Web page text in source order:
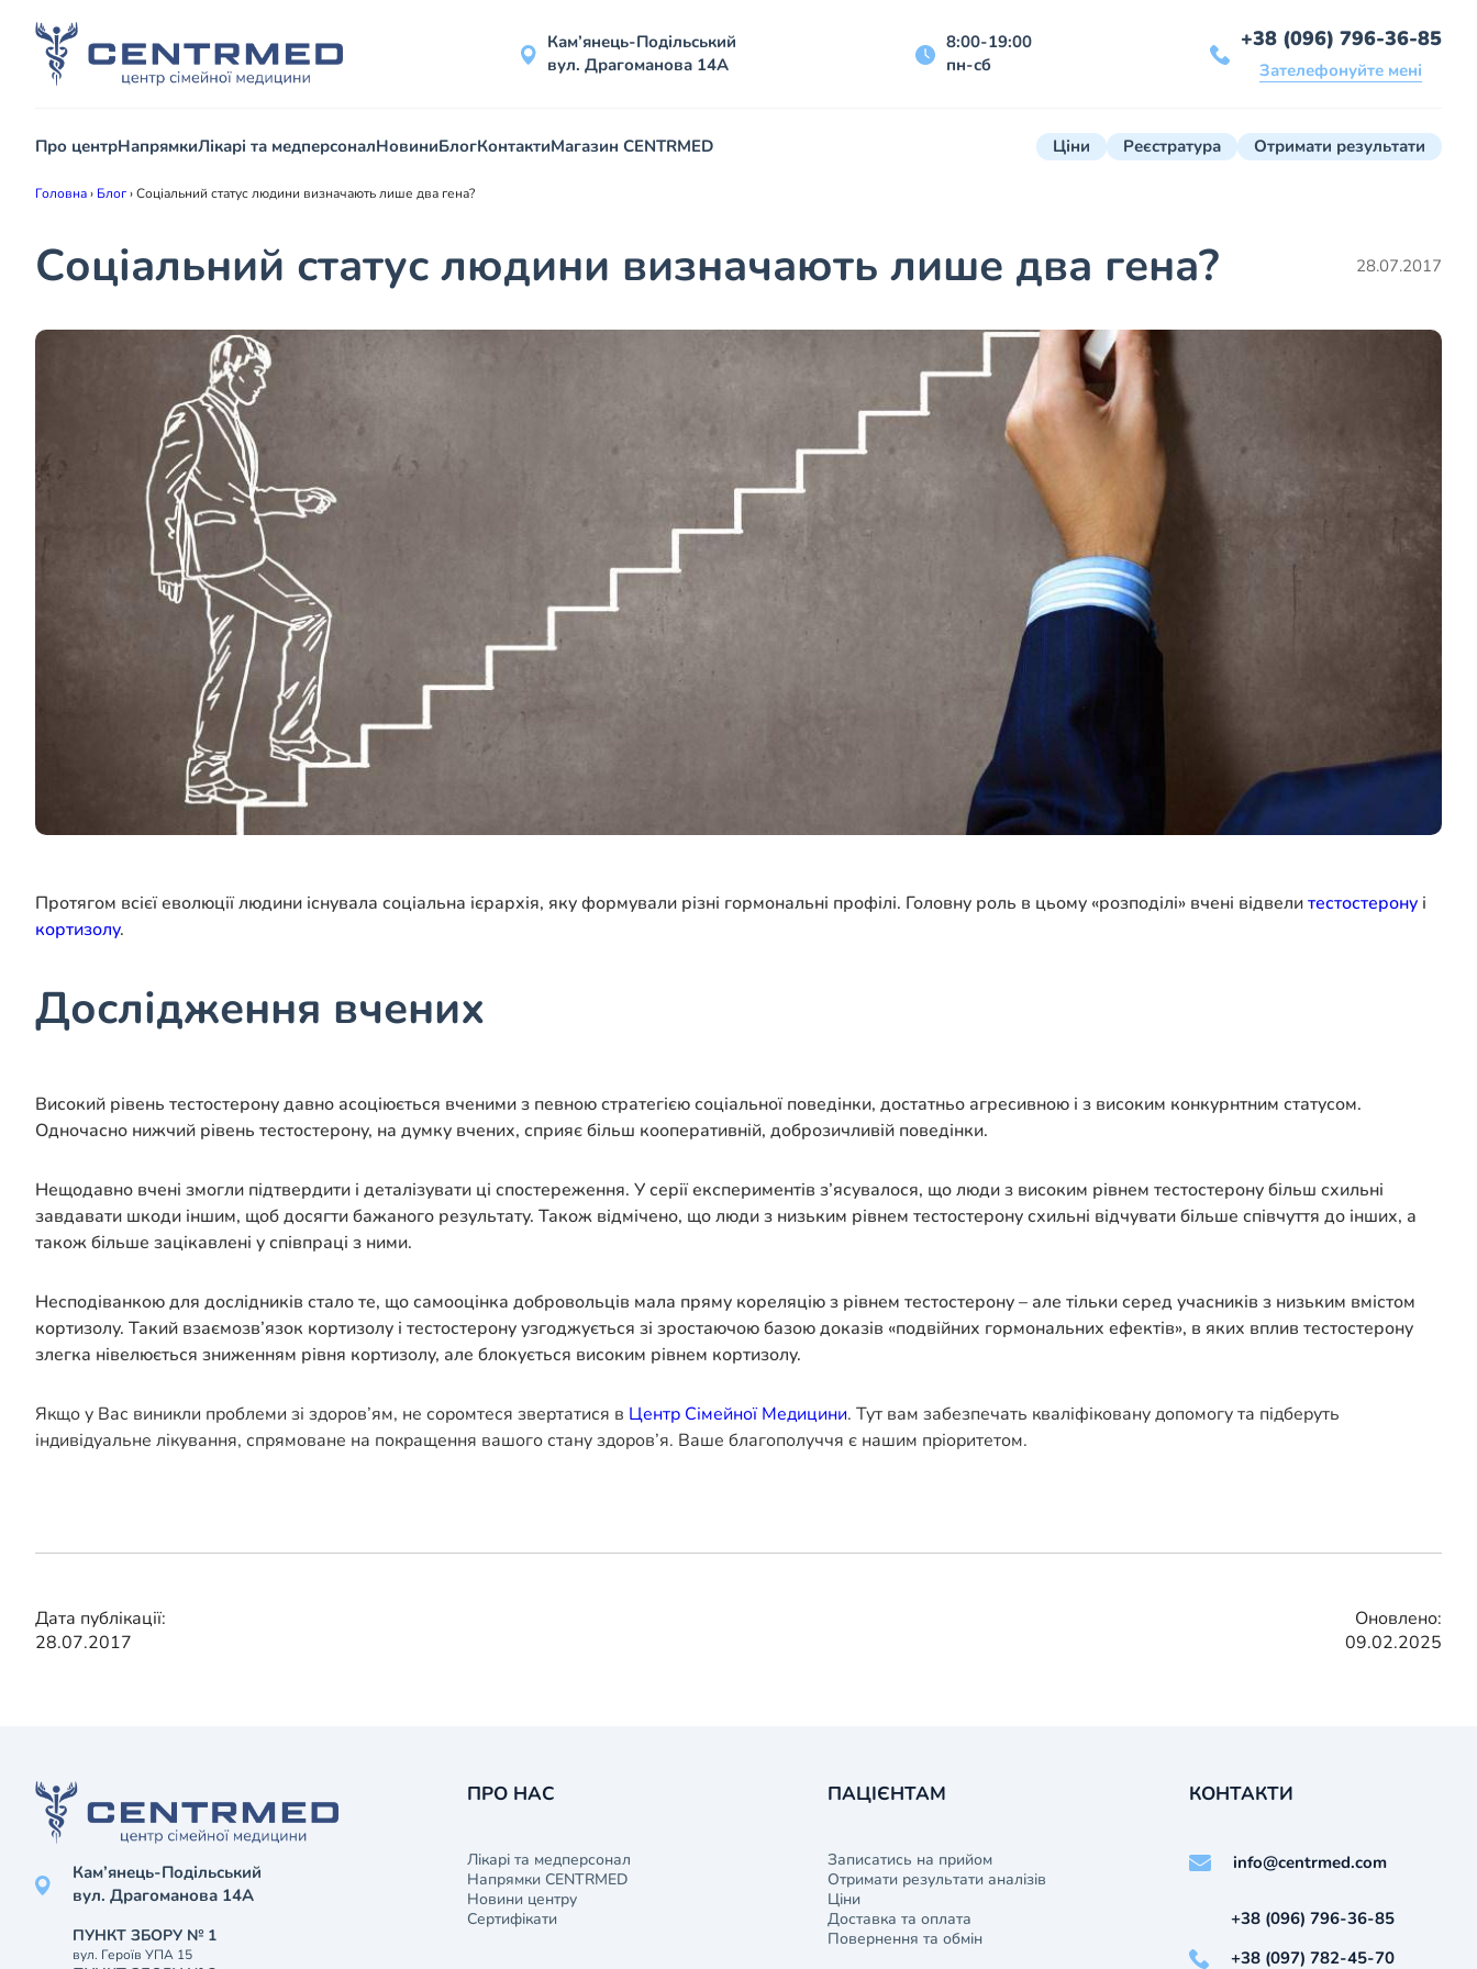
Кам’янець-Подільський
вул. Драгоманова 14А
8:00-19:00
пн-сб
+38 (096) 796-36-85
Зателефонуйте мені
Про центрНапрямкиЛікарі та медперсоналНовиниБлогКонтактиМагазин CENTRMED Ціни Реєстратура Отримати результати
Головна› Блог›Соціальний статус людини визначають лише два гена?
Соціальний статус людини визначають лише два гена? 28.07.2017
Протягом всієї еволюції людини існувала соціальна ієрархія, яку формували різні гормональні профілі. Головну роль в цьому «розподілі» вчені відвелитестостерону і
кортизолу.
Дослідження вчених
Високий рівень тестостерону давно асоціюється вченими з певною стратегією соціальної поведінки, достатньо агресивною і з високим конкурнтним статусом.
Одночасно нижчий рівень тестостерону, на думку вчених, сприяє більш кооперативній, доброзичливій поведінки.
Нещодавно вчені змогли підтвердити і деталізувати ці спостереження. У серії експериментів з’ясувалося, що люди з високим рівнем тестостерону більш схильні
завдавати шкоди іншим, щоб досягти бажаного результату. Також відмічено, що люди з низьким рівнем тестостерону схильні відчувати більше співчуття до інших, а
також більше зацікавлені у співпраці з ними.
Несподіванкою для дослідників стало те, що самооцінка добровольців мала пряму кореляцію з рівнем тестостерону – але тільки серед учасників з низьким вмістом
кортизолу. Такий взаємозв’язок кортизолу і тестостерону узгоджується зі зростаючою базою доказів «подвійних гормональних ефектів», в яких вплив тестостерону
злегка нівелюється зниженням рівня кортизолу, але блокується високим рівнем кортизолу.
Якщо у Вас виникли проблеми зі здоров’ям, не соромтеся звертатися в Центр Сімейної Медицини. Тут вам забезпечать кваліфіковану допомогу та підберуть
індивідуальне лікування, спрямоване на покращення вашого стану здоров’я. Ваше благополуччя є нашим пріоритетом.
Дата публікації:
28.07.2017
Оновлено:
09.02.2025
Кам’янець-Подільський
вул. Драгоманова 14А
ПУНКТ ЗБОРУ № 1
вул. Героїв УПА 15
ПРО НАС
Лікарі та медперсонал
Напрямки CENTRMED
Новини центру
Сертифікати
ПАЦІЄНТАМ
Записатись на прийом
Отримати результати аналізів
Ціни
Доставка та оплата
Повернення та обмін
КОНТАКТИ
info@centrmed.com
+38 (096) 796-36-85
+38 (097) 782-45-70